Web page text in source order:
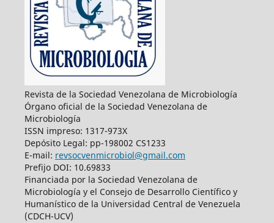
Revista de la Sociedad Venezolana de Microbiología
Órgano oficial de la Sociedad Venezolana de
Microbiología
ISSN impreso: 1317-973X
Depósito Legal: pp-198002 CS1233
E-mail: revsocvenmicrobiol@gmail.com
Prefijo DOI: 10.69833
Financiada por la Sociedad Venezolana de
Microbiología y el Consejo de Desarrollo Científico y
Humanístico de la Universidad Central de Venezuela
(CDCH-UCV)